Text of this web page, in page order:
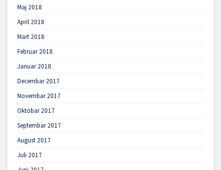
Maj 2018
April 2018
Mart 2018
Februar 2018
Januar 2018
Decembar 2017
Novembar 2017
Oktobar 2017
Septembar 2017
August 2017
Juli 2017